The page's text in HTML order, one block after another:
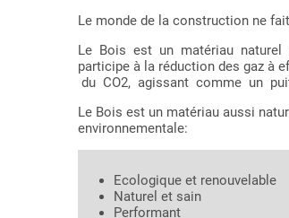
Le monde de la construction ne
Le Bois est un matériau naturel
participe à la réduction des gaz
du CO2, agissant comme un
Le Bois est un matériau aussi
environnementale:
Ecologique et renouvelable
Naturel et sain
Performant